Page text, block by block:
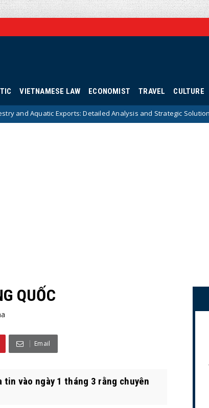
VIETNAMESE LAW ECONOMIST TRAVEL CULTURE
Detailed Analysis and Strategic Solutions Hotnews
QUỐC
Email
tin vào ngày 1 tháng 3 rằng chuyên